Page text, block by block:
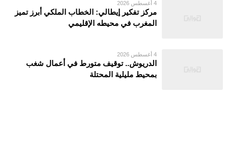
4 أغسطس 2026
مركز تفكير إيطالي: الخطاب الملكي أبرز تميز
المغرب في محيطه الإقليمي
4 أغسطس 2026
الدريوش.. توقيف متورط في أعمال شغب
بمحيط مليلية المحتلة